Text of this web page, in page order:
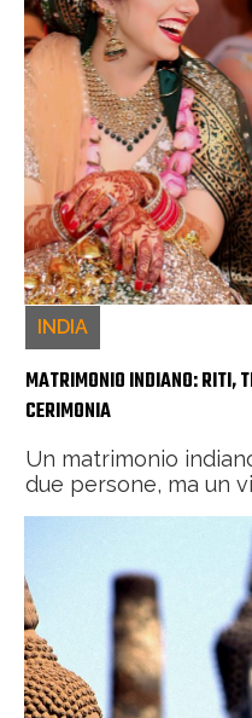
INDIA
MATRIMONIO INDIANO: RITI,
CERIMONIA
Un matrimonio
due persone, ma un